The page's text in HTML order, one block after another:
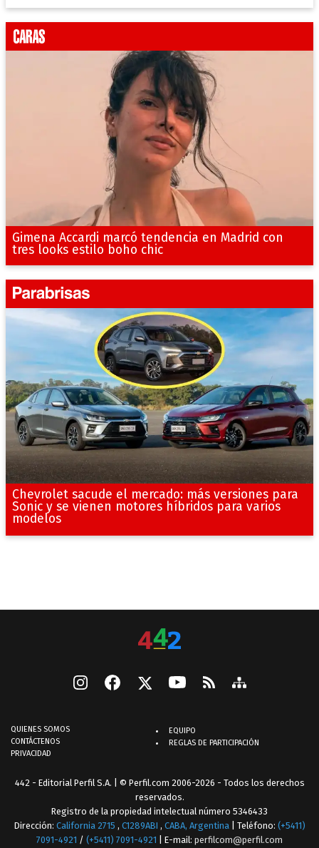
Gimena Accardi marcó tendencia en Madrid con
tres looks estilo boho chic
Chevrolet sacude el mercado: más versiones para
Sonic y se vienen motores híbridos para varios
modelos
QUIENES SOMOS
CONTÁCTENOS
PRIVACIDAD
EQUIPO
REGLAS DE PARTICIPACIÓN
442 - Editorial Perfil S.A. | © Perfil.com 2006-2026 - Todos los derechos
reservados.
Registro de la propiedad intelectual número 5346433
Dirección: California 2715 , C1289ABI , CABA, Argentina | Teléfono: (+5411)
7091-4921 / (+5411) 7091-4921 | E-mail: perfilcom@perfil.com